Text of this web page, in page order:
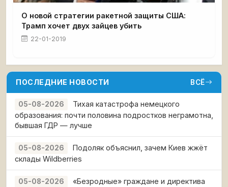
О новой стратегии ракетной защиты США:
Трамп хочет двух зайцев убить
22-01-2019
ПОСЛЕДНИЕ НОВОСТИ ВСЁ
05-08-2026
Тихая катастрофа немецкого
образования: почти половина подростков неграмотна,
бывшая ГДР — лучше
05-08-2026
Подоляк объяснил, зачем Киев жжёт
склады Wildberries
05-08-2026
«Безродные» граждане и директива